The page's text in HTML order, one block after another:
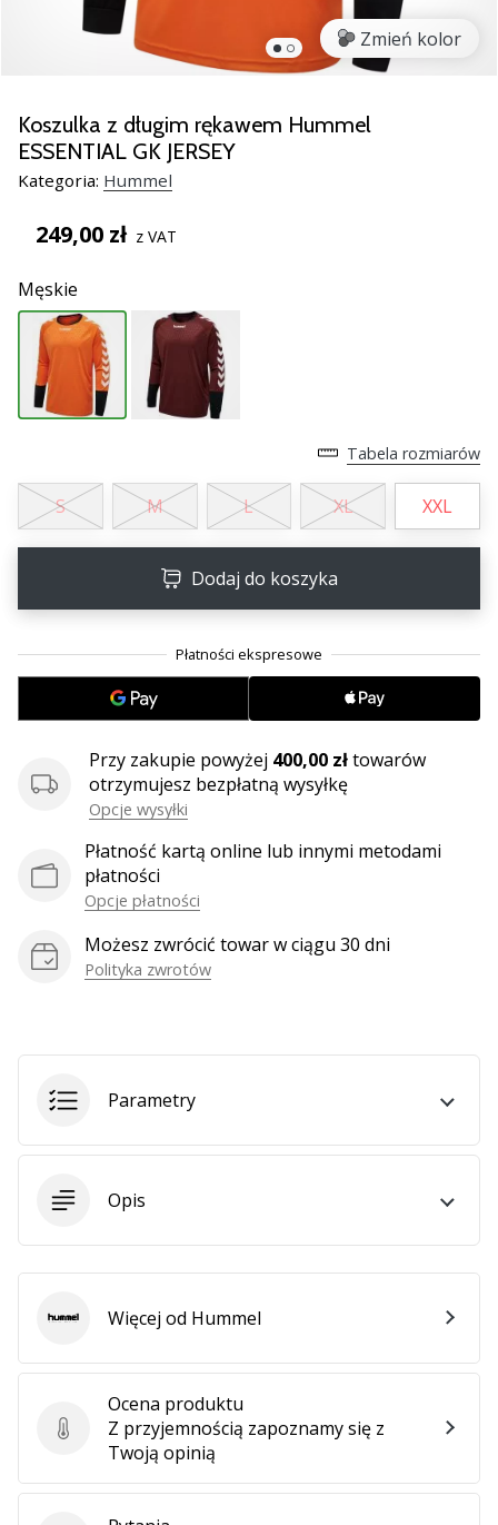
ręcznej
PUMA
Accelerate
NITRO
5!
innowacje
techniczne
przekonaj
się,
czy
25. 11. 2024
•
ambasadorem
Weplayhandball
Czy
ręcznej
Dołącz
jako
ambasador
Pokaż
artykuły
Zmień kolor
Koszulka z długim rękawem Hummel
ESSENTIAL GK JERSEY
Kategoria: Hummel
249,00 zł z VAT
Męskie
Tabela rozmiarów
S M L XL XXL
Dodaj do koszyka
Przy zakupie powyżej 400,00 złtowarów
otrzymujesz bezpłatną wysyłkę
Opcje wysyłki
Płatność kartą online lub innymi metodami
płatności
Opcje płatności
Możesz zwrócić towar w ciągu 30 dni
Polityka zwrotów
Parametry
Opis
Ocena produktu
Ocena produktu
Z przyjemnością zapoznamy się z
Twoją opinią
HummelWięcej od Hummel